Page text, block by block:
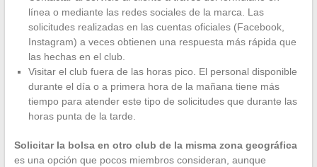
línea o mediante las redes sociales de la marca. Las
solicitudes realizadas en las cuentas oficiales (Facebook,
Instagram) a veces obtienen una respuesta más rápida que
las hechas en el club.
Visitar el club fuera de las horas pico. El personal disponible
durante el día o a primera hora de la mañana tiene más
tiempo para atender este tipo de solicitudes que durante las
horas punta de la tarde.
Solicitar la bolsa en otro club de la misma zona geográfica
es una opción que pocos miembros consideran, aunque